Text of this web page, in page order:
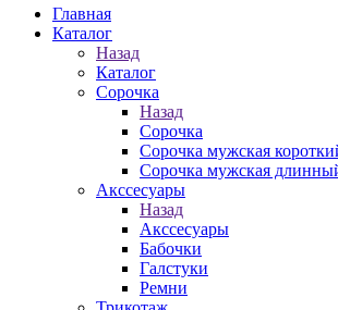
Главная
Каталог
Назад
Каталог
Сорочка
Назад
Сорочка
Сорочка мужская
Сорочка мужская
Акссесуары
Назад
Акссесуары
Бабочки
Галстуки
Ремни